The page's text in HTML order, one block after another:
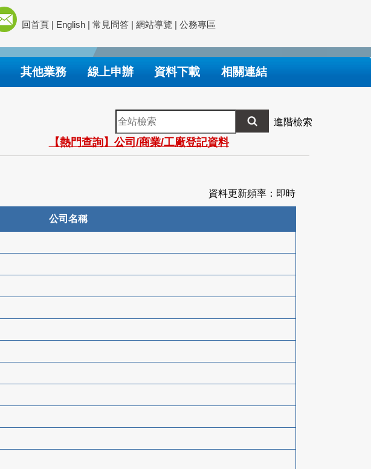
回首頁 | English | 常見問答 | 網站導覽 | 公務專區
其他業務 線上申辦 資料下載 相關連結
全
站
檢
索
進階檢索
【熱門查詢】公司/商業/工廠登記資料
資料更新頻率：即時
公司名稱